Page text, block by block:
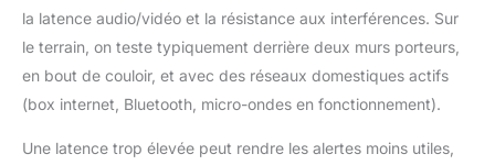
la latence audio/vidéo et la résistance aux interférences. Sur
le terrain, on teste typiquement derrière deux murs porteurs,
en bout de couloir, et avec des réseaux domestiques actifs
(box internet, Bluetooth, micro-ondes en fonctionnement).
Une latence trop élevée peut rendre les alertes moins utiles,